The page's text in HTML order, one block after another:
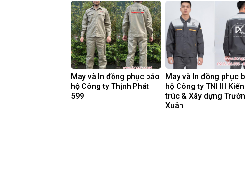
May và In đồng phục bảo
hộ Công ty Thịnh Phát
599
May và In đồng phục
hộ Công ty TNHH Kiến
trúc & Xây dựng
Xuân